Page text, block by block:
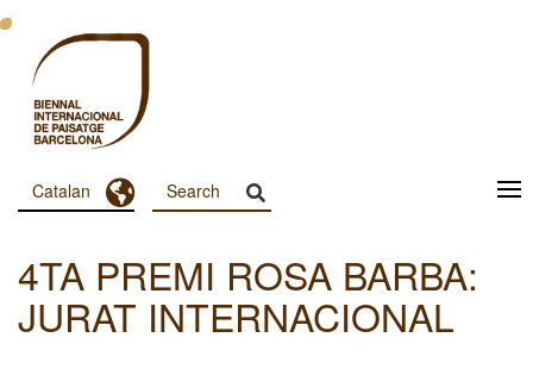
Vés
contingut
Menu
Principal
Dashboard
Catalan Toggle Dropdown
4TA PREMI ROSA BARBA:
JURAT INTERNACIONAL